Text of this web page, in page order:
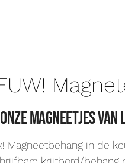
magneetjes
Magneetbehang in de